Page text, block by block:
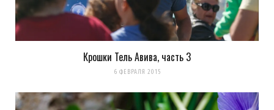
Крошки Тель Авива, часть 3
6 ФЕВРАЛЯ 2015